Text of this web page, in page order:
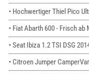
• Hochwertiger Thiel Pico
• Fiat Abarth 600 - Frisch ab
• Seat Ibiza 1.2 TSI DSG
• Citroen Jumper